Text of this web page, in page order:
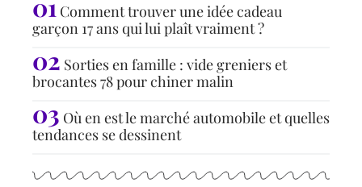
Comment trouver une idée cadeau
garçon 17 ans qui lui plaît vraiment ?
Sorties en famille : vide greniers et
brocantes 78 pour chiner malin
Où en est le marché automobile et quelles
tendances se dessinent